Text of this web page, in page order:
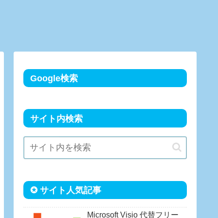
Google検索
サイト内検索
✪ サイト人気記事
Microsoft Visio 代替フリー